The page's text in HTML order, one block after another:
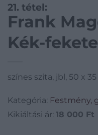
21. tétel:
Frank
Kék-
színes szita, jbl, 50 x
Kategória: Festmény,
Kikiáltási ár: 18 000 Ft